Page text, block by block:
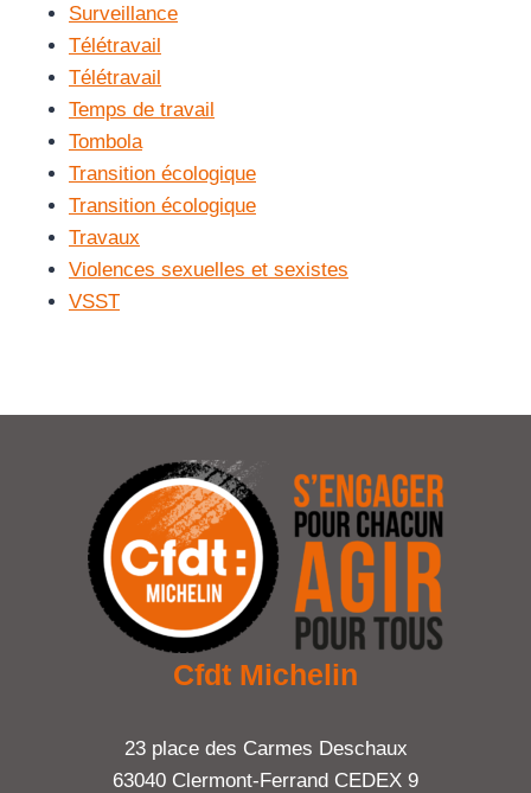
Surveillance
Télétravail
Télétravail
Temps de travail
Tombola
Transition écologique
Transition écologique
Travaux
Violences sexuelles et sexistes
VSST
Cfdt Michelin
23 place des Carmes Deschaux
63040 Clermont-Ferrand CEDEX 9